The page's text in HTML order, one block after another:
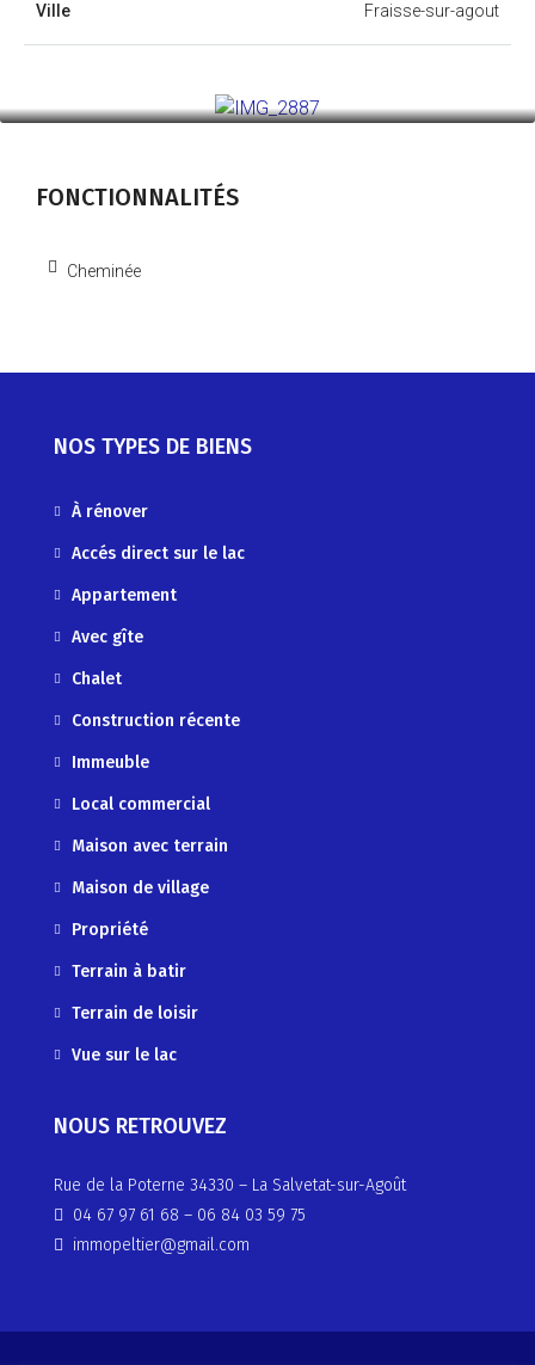
Ville Fraisse-sur-agout
FONCTIONNALITÉS
Cheminée
NOS TYPES DE BIENS
À rénover
Accés direct sur le lac
Appartement
Avec gîte
Chalet
Construction récente
Immeuble
Local commercial
Maison avec terrain
Maison de village
Propriété
Terrain à batir
Terrain de loisir
Vue sur le lac
NOUS RETROUVEZ
Rue de la Poterne 34330 – La Salvetat-sur-Agoût
04 67 97 61 68 – 06 84 03 59 75
immopeltier@gmail.com